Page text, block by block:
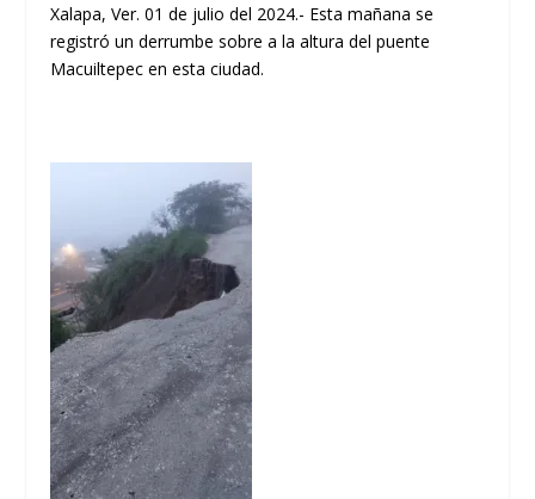
Xalapa, Ver. 01 de julio del 2024.- Esta mañana se
registró un derrumbe sobre a la altura del puente
Macuiltepec en esta ciudad.